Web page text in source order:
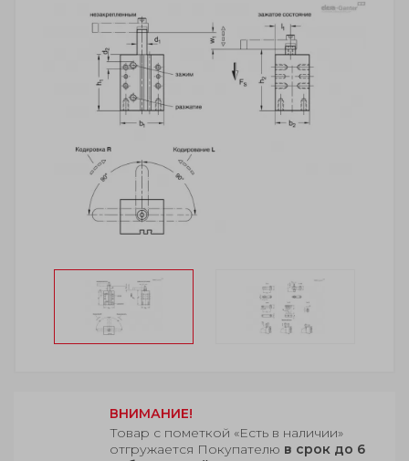
ВНИМАНИЕ!
Товар с пометкой «Есть в наличии»
отгружается Покупателю в срок до 6